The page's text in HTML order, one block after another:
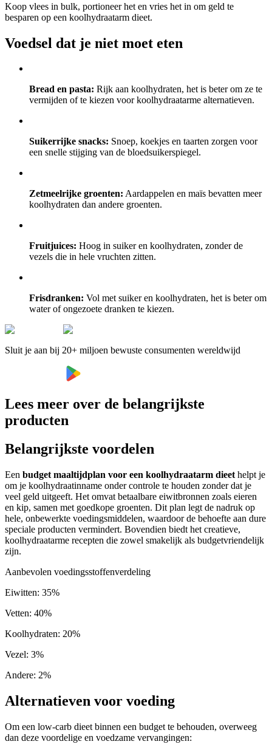
Koop vlees in bulk, portioneer het en vries het in om geld te
besparen op een koolhydraatarm dieet.
Voedsel dat je niet moet eten
Bread en pasta: Rijk aan koolhydraten, het is beter om ze te
vermijden of te kiezen voor koolhydraatarme alternatieven.
Suikerrijke snacks: Snoep, koekjes en taarten zorgen voor
een snelle stijging van de bloedsuikerspiegel.
Zetmeelrijke groenten: Aardappelen en maïs bevatten meer
koolhydraten dan andere groenten.
Fruitjuices: Hoog in suiker en koolhydraten, zonder de
vezels die in hele vruchten zitten.
Frisdranken: Vol met suiker en koolhydraten, het is beter om
water of ongezoete dranken te kiezen.
Sluit je aan bij 20+ miljoen bewuste consumenten wereldwijd
Lees meer over de belangrijkste
producten
Belangrijkste voordelen
Een budget maaltijdplan voor een koolhydraatarm dieet helpt je
om je koolhydraatinname onder controle te houden zonder dat je
veel geld uitgeeft. Het omvat betaalbare eiwitbronnen zoals eieren
en kip, samen met goedkope groenten. Dit plan legt de nadruk op
hele, onbewerkte voedingsmiddelen, waardoor de behoefte aan dure
speciale producten vermindert. Bovendien biedt het creatieve,
koolhydraatarme recepten die zowel smakelijk als budgetvriendelijk
zijn.
Aanbevolen voedingsstoffenverdeling
Eiwitten: 35%
Vetten: 40%
Koolhydraten: 20%
Vezel: 3%
Andere: 2%
Alternatieven voor voeding
Om een low-carb dieet binnen een budget te behouden, overweeg
dan deze voordelige en voedzame vervangingen: